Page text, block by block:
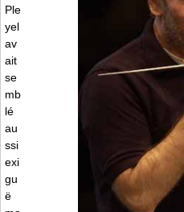
Ple
yel
av
ait
se
mb
lé
au
ssi
exi
gu
ë